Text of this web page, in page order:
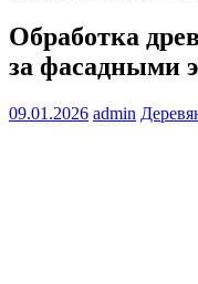
Обработка
за фасадными
09.01.2026 admin